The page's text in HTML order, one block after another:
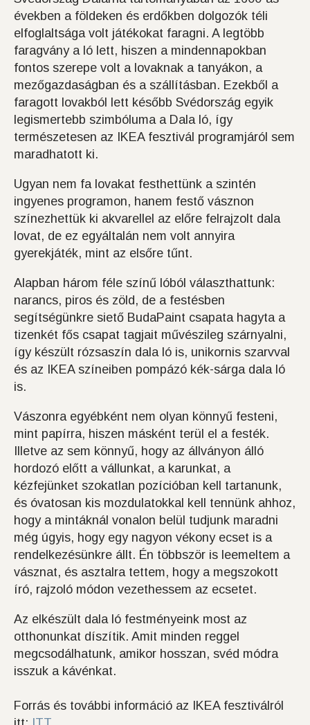
években a földeken és erdőkben dolgozók téli
elfoglaltsága volt játékokat faragni. A legtöbb
faragvány a ló lett, hiszen a mindennapokban
fontos szerepe volt a lovaknak a tanyákon, a
mezőgazdaságban és a szállításban. Ezekből a
faragott lovakból lett később Svédország egyik
legismertebb szimbóluma a Dala ló, így
természetesen az IKEA fesztivál programjáról sem
maradhatott ki.
Ugyan nem fa lovakat festhettünk a szintén
ingyenes programon, hanem festő vásznon
színezhettük ki akvarellel az előre felrajzolt dala
lovat, de ez egyáltalán nem volt annyira
gyerekjáték, mint az elsőre tűnt.
Alapban három féle színű lóból választhattunk:
narancs, piros és zöld, de a festésben
segítségünkre siető BudaPaint csapata hagyta a
tizenkét fős csapat tagjait művészileg szárnyalni,
így készült rózsaszín dala ló is, unikornis szarvval
és az IKEA színeiben pompázó kék-sárga dala ló
is.
Vászonra egyébként nem olyan könnyű festeni,
mint papírra, hiszen másként terül el a festék.
Illetve az sem könnyű, hogy az állványon álló
hordozó előtt a vállunkat, a karunkat, a
kézfejünket szokatlan pozícióban kell tartanunk,
és óvatosan kis mozdulatokkal kell tennünk ahhoz,
hogy a mintáknál vonalon belül tudjunk maradni
még úgyis, hogy egy nagyon vékony ecset is a
rendelkezésünkre állt. Én többször is leemeltem a
vásznat, és asztalra tettem, hogy a megszokott
író, rajzoló módon vezethessem az ecsetet.
Az elkészült dala ló festményeink most az
otthonunkat díszítik. Amit minden reggel
megcsodálhatunk, amikor hosszan, svéd módra
isszuk a kávénkat.
Forrás és további információ az IKEA fesztiválról